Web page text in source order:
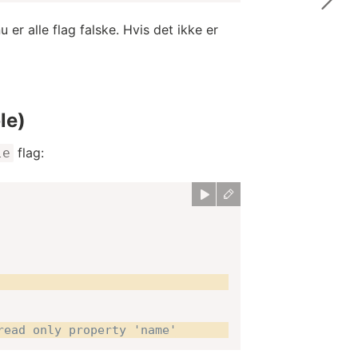
er alle flag falske. Hvis det ikke er
flag:
only property 'name'